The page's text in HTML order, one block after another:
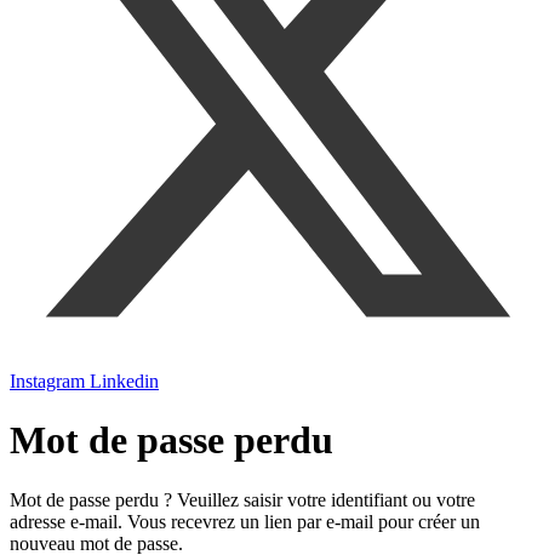
Instagram Linkedin
Mot de passe perdu
Mot de passe perdu ? Veuillez saisir votre identifiant ou votre
adresse e-mail. Vous recevrez un lien par e-mail pour créer un
nouveau mot de passe.